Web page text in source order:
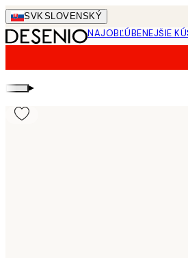
Skip
to
main
SVKSLOVENSKÝ
NAJOBĽÚBENEJŠIE
▸